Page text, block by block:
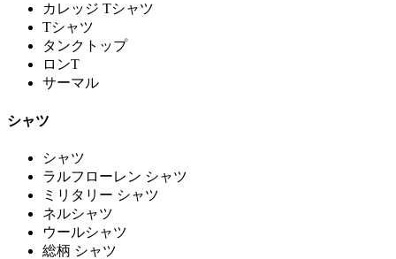
カレッジ Tシャツ
Tシャツ
タンクトップ
ロンT
サーマル
シャツ
シャツ
ラルフローレン シャツ
ミリタリー シャツ
ネルシャツ
ウールシャツ
総柄 シャツ